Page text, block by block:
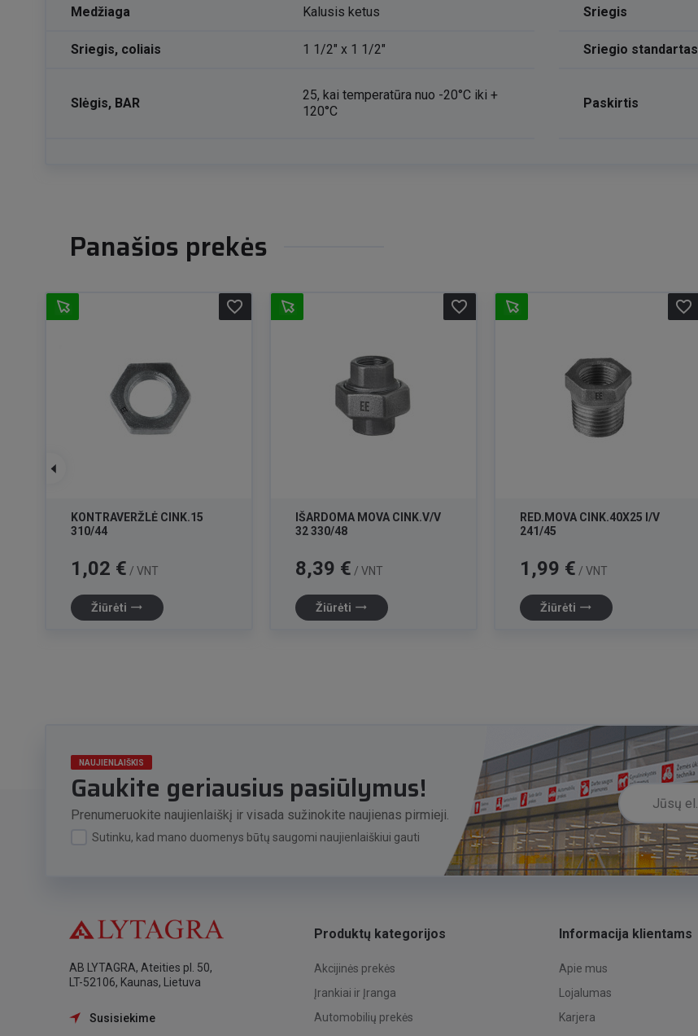
Medžiaga Kalusis ketus Sriegis
Sriegis, coliais 1 1/2" x 1 1/2" Sriegio standartas
Slėgis, BAR
25, kai temperatūra nuo -20°C iki +
120°C
Paskirtis
Panašios prekės
KONTRAVERŽLĖ CINK.15
310/44
Kaina
1,02 € / VNT
Žiūrėti trending_flat
favorite_border
IŠARDOMA MOVA CINK.V/V
32 330/48
Kaina
8,39 € / VNT
Žiūrėti trending_flat
favorite_border
RED.MOVA CINK.40X25 I/V
241/45
Kaina
1,99 € / VNT
Žiūrėti trending_flat
favorite_border
NAUJIENLAIŠKIS
Gaukite geriausius pasiūlymus!
Prenumeruokite naujienlaiškį ir visada sužinokite naujienas pirmieji.
Sutinku, kad mano duomenys būtų saugomi naujienlaiškiui gauti
AB LYTAGRA, Ateities pl. 50,
LT-52106, Kaunas, Lietuva
Susisiekime
Produktų kategorijos
Akcijinės prekės
Įrankiai ir Įranga
Automobilių prekės
Informacija klientams
Apie mus
Lojalumas
Karjera